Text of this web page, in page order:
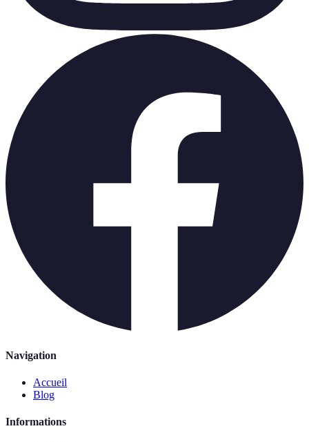
Navigation
Accueil
Blog
Informations